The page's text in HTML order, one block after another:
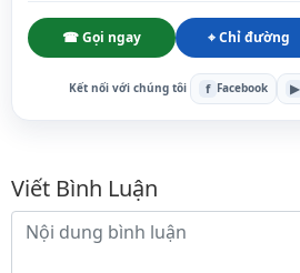
☎ Gọi ngay ⌖ Chỉ đường
Kết nối với chúng tôi f Facebook ▶
Bình luận
Viết Bình Luận
Nội dung bình luận